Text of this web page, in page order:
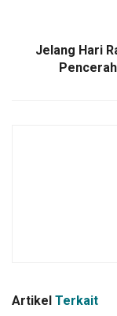
Jelang Hari
Artikel Terkait